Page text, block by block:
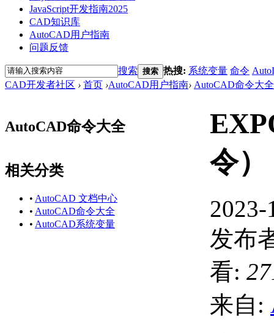
JavaScript开发指南2025
CAD知识库
AutoCAD用户指南
问题反馈
搜索 搜索 热搜: 系统变量 命令
CAD开发者社区 › 首页 ›AutoCAD用户指南› AutoCAD命令大全
AutoCAD命令大全
相关分类
• AutoCAD 文档中心
• AutoCAD命令大全
• AutoCAD系统变量
令）
2023-
发布
看:
来自: